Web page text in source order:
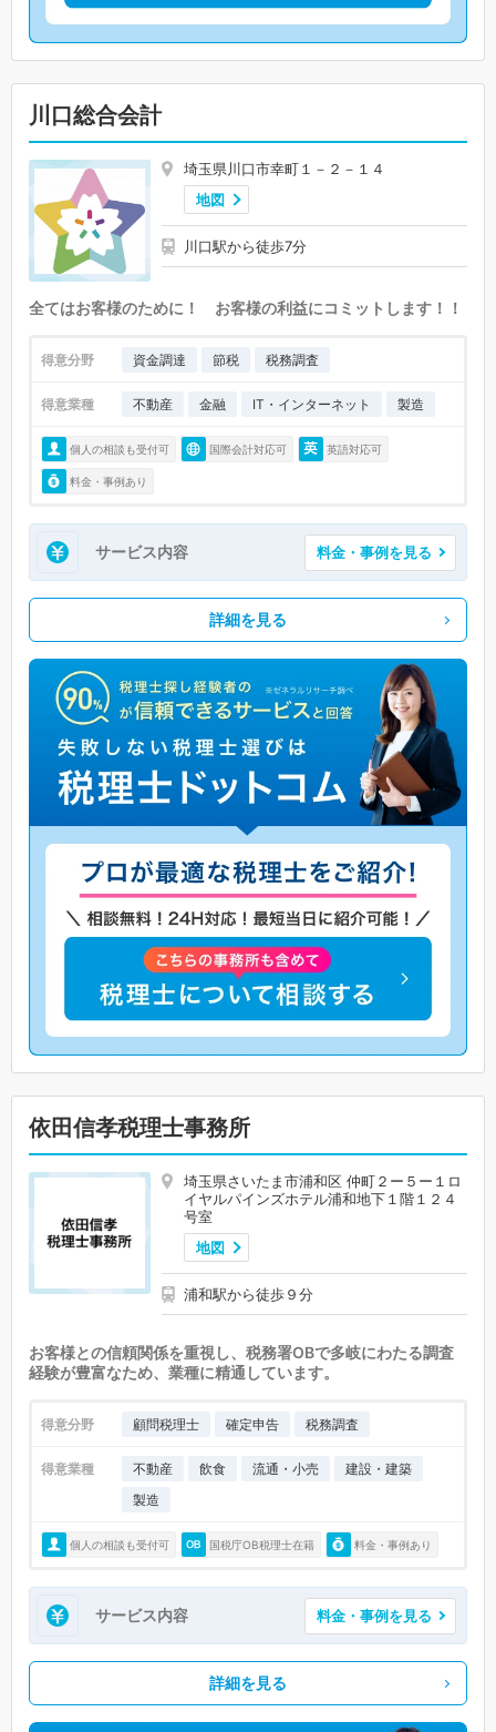
川口総合会計
埼玉県川口市幸町１－２－１４
地図
川口駅から徒歩7分
全てはお客様のために！ お客様の利益にコミットします！！
得意分野 資金調達 節税 税務調査
得意業種 不動産 金融 IT・インターネット 製造
個人の相談も受付可 国際会計対応可 英語対応可
料金・事例あり
サービス内容 料金・事例を見る
詳細を見る
依田信孝税理士事務所
埼玉県さいたま市浦和区 仲町２ー５ー１ロ
イヤルパインズホテル浦和地下１階１２４
号室
地図
浦和駅から徒歩９分
お客様との信頼関係を重視し、税務署OBで多岐にわたる調査
経験が豊富なため、業種に精通しています。
得意分野 顧問税理士 確定申告 税務調査
得意業種 不動産 飲食 流通・小売
建設・建築
製造
個人の相談も受付可 国税庁OB税理士在籍 料金・事例あり
サービス内容 料金・事例を見る
詳細を見る